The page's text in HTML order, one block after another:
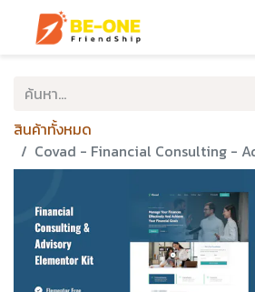
สินค้าทั้งหมด
Covad - Financial Consulting -